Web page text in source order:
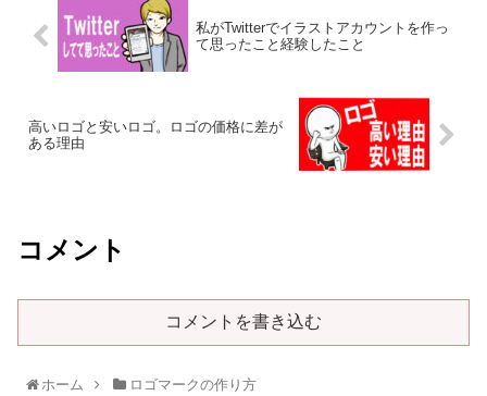
私がTwitterでイラストアカウントを作っ
て思ったこと経験したこと
高いロゴと安いロゴ。ロゴの価格に差が
ある理由
コメント
コメントを書き込む
ホーム ロゴマークの作り方